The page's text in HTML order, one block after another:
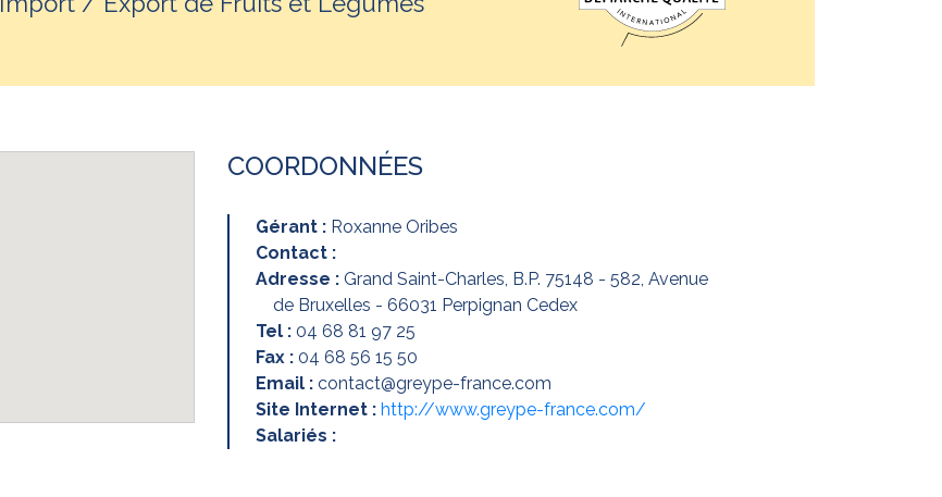
COORDONNÉES
Gérant : Roxanne Oribes
Contact :
Adresse : Grand Saint-Charles, B.P. 75148 - 582, Avenue
de Bruxelles - 66031 Perpignan Cedex
Tel : 04 68 81 97 25
Fax : 04 68 56 15 50
Email : contact@greype-france.com
Site Internet : http://www.greype-france.com/
Salariés :